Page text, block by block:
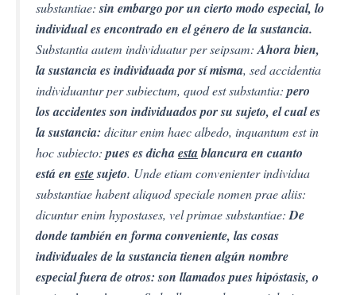
substantiae:sin embargo por un cierto modo especial, lo
individual es encontrado en el género de la sustancia.
Substantia autem individuatur per seipsam: Ahora bien,
la sustancia es individuada por sí misma, sed accidentia
individuantur per subiectum, quod est substantia: pero
los accidentes son individuados por su sujeto, el cual es
la sustancia: dicitur enim haec albedo, inquantum est in
hoc subiecto: pues es dichaestablancura en cuanto
está en estesujeto. Unde etiam convenienter individua
substantiae habent aliquod speciale nomen prae aliis:
dicuntur enim hypostases, vel primae substantiae: De
donde también en forma conveniente, las cosas
individuales de la sustancia tienen algún nombre
especial fuera de otros: son llamados pues hipóstasis, o